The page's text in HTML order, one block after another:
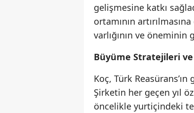
gelişmesine katkı
ortamının
varlığının ve öneminin
Büyüme Stratejileri
Koç, Türk
Şirketin her geçen yıl
öncelikle yurtiçindeki